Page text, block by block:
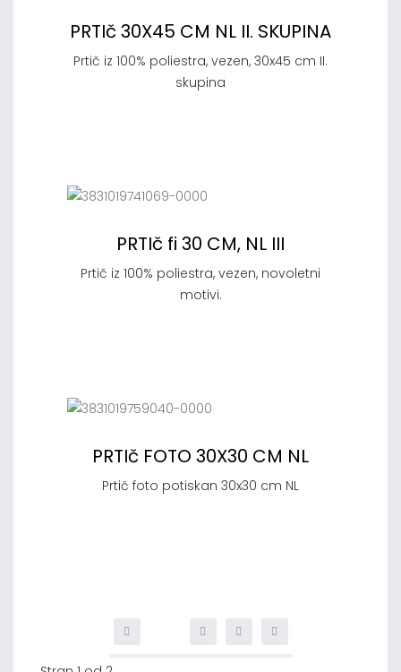
PRTIč 30X45 CM NL II. SKUPINA
Prtič iz 100% poliestra, vezen, 30x45 cm II.
skupina
PRTIč fi 30 CM, NL III
Prtič iz 100% poliestra, vezen, novoletni
motivi.
PRTIč FOTO 30X30 CM NL
Prtič foto potiskan 30x30 cm NL